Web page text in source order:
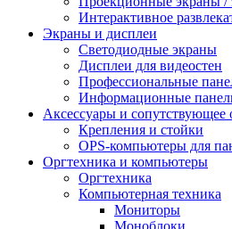
Интерактивное
Экраны и дисплеи
Светодиодные экраны
Дисплеи для видеостен
Профессиональные
Информационные
Аксессуары и сопутствующее
Крепления и стойки
OPS-компьютеры для
Оргтехника и компьютеры
Оргтехника
Компьютерная техника
Мониторы
Моноблоки